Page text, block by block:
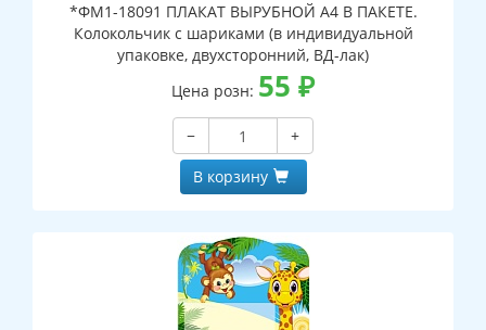
*ФМ1-18091 ПЛАКАТ ВЫРУБНОЙ А4 В ПАКЕТЕ.
Колокольчик с шариками (в индивидуальной
упаковке, двухсторонний, ВД-лак)
Цена розн: 55 ₽
−
+
В корзину